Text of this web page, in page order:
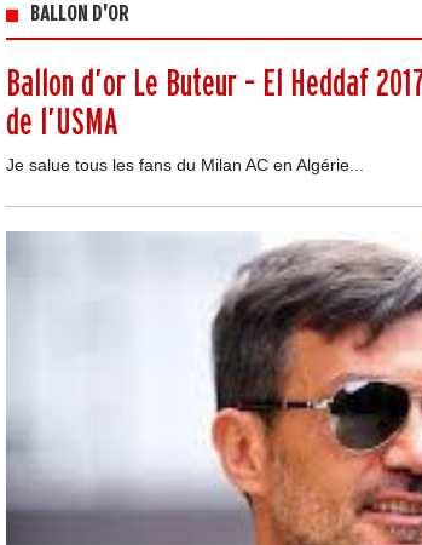
BALLON D'OR
Ballon d’or Le Buteur – El Heddaf
de l’USMA
Je salue tous les fans du Milan AC en Algérie...